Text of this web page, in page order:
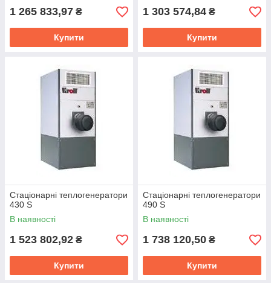
1 265 833,97 ₴
Купити
1 303 574,84 ₴
Купити
Стаціонарні теплогенератори
430 S
В наявності
1 523 802,92 ₴
Купити
Стаціонарні теплогенератори
490 S
В наявності
1 738 120,50 ₴
Купити